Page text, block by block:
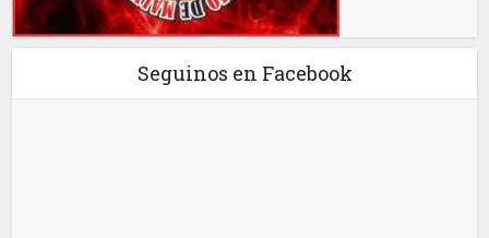
Seguinos en Facebook